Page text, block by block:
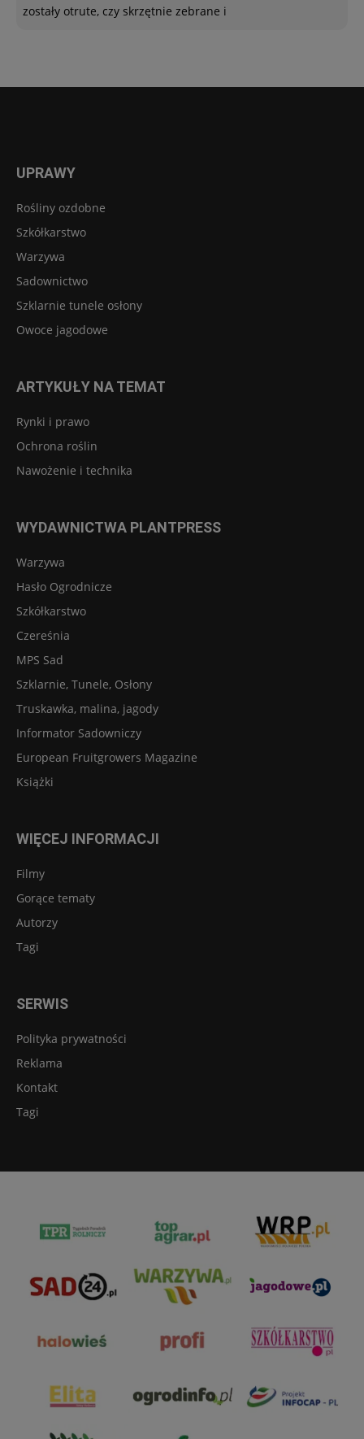
zostały otrute, czy skrzętnie zebrane i
UPRAWY
Rośliny ozdobne
Szkółkarstwo
Warzywa
Sadownictwo
Szklarnie tunele osłony
Owoce jagodowe
ARTYKUŁY NA TEMAT
Rynki i prawo
Ochrona roślin
Nawożenie i technika
WYDAWNICTWA PLANTPRESS
Warzywa
Hasło Ogrodnicze
Szkółkarstwo
Czereśnia
MPS Sad
Szklarnie, Tunele, Osłony
Truskawka, malina, jagody
Informator Sadowniczy
European Fruitgrowers Magazine
Książki
WIĘCEJ INFORMACJI
Filmy
Gorące tematy
Autorzy
Tagi
SERWIS
Polityka prywatności
Reklama
Kontakt
Tagi